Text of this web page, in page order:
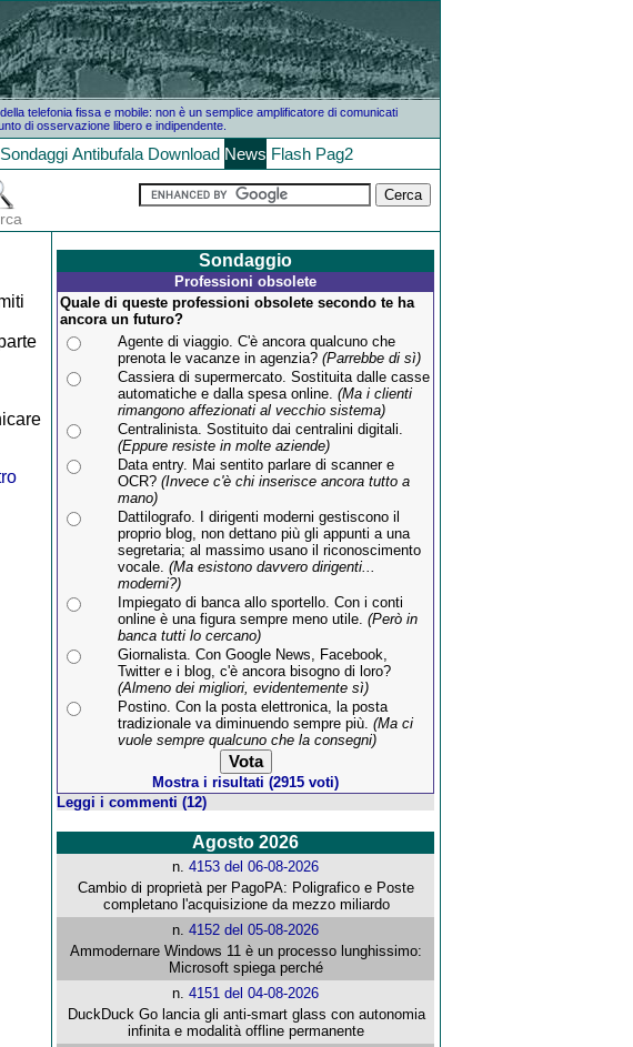
telefonia fissa e mobile: non è un semplice amplificatore di comunicati
di osservazione libero e indipendente.
Sondaggi Antibufala Download News Flash Pag2
Sondaggio
Professioni obsolete
Quale di queste professioni obsolete secondo te ha
ancora un futuro?
Agente di viaggio. C'è ancora qualcuno che
prenota le vacanze in agenzia?(Parrebbe di sì)
Cassiera di supermercato. Sostituita dalle casse
automatiche e dalla spesa online.(Ma i clienti
rimangono affezionati al vecchio sistema)
Centralinista. Sostituito dai centralini digitali.
(Eppure resiste in molte aziende)
Data entry. Mai sentito parlare di scanner e
OCR?(Invece c'è chi inserisce ancora tutto a
mano)
Dattilografo. I dirigenti moderni gestiscono il
proprio blog, non dettano più gli appunti a una
segretaria; al massimo usano il riconoscimento
vocale.(Ma esistono davvero dirigenti...
moderni?)
Impiegato di banca allo sportello. Con i conti
online è una figura sempre meno utile.(Però in
banca tutti lo cercano)
Giornalista. Con Google News, Facebook,
Twitter e i blog, c'è ancora bisogno di loro?
(Almeno dei migliori, evidentemente sì)
Postino. Con la posta elettronica, la posta
tradizionale va diminuendo sempre più.(Ma ci
vuole sempre qualcuno che la consegni)
Mostra i risultati (2915 voti)
Leggi i commenti (12)
Agosto 2026
n.4153 del 06-08-2026
Cambio di proprietà per PagoPA: Poligrafico e Poste
completano l'acquisizione da mezzo miliardo
n.4152 del 05-08-2026
Ammodernare Windows 11 è un processo lunghissimo:
Microsoft spiega perché
n.4151 del 04-08-2026
DuckDuck Go lancia gli anti-smart glass con autonomia
infinita e modalità offline permanente